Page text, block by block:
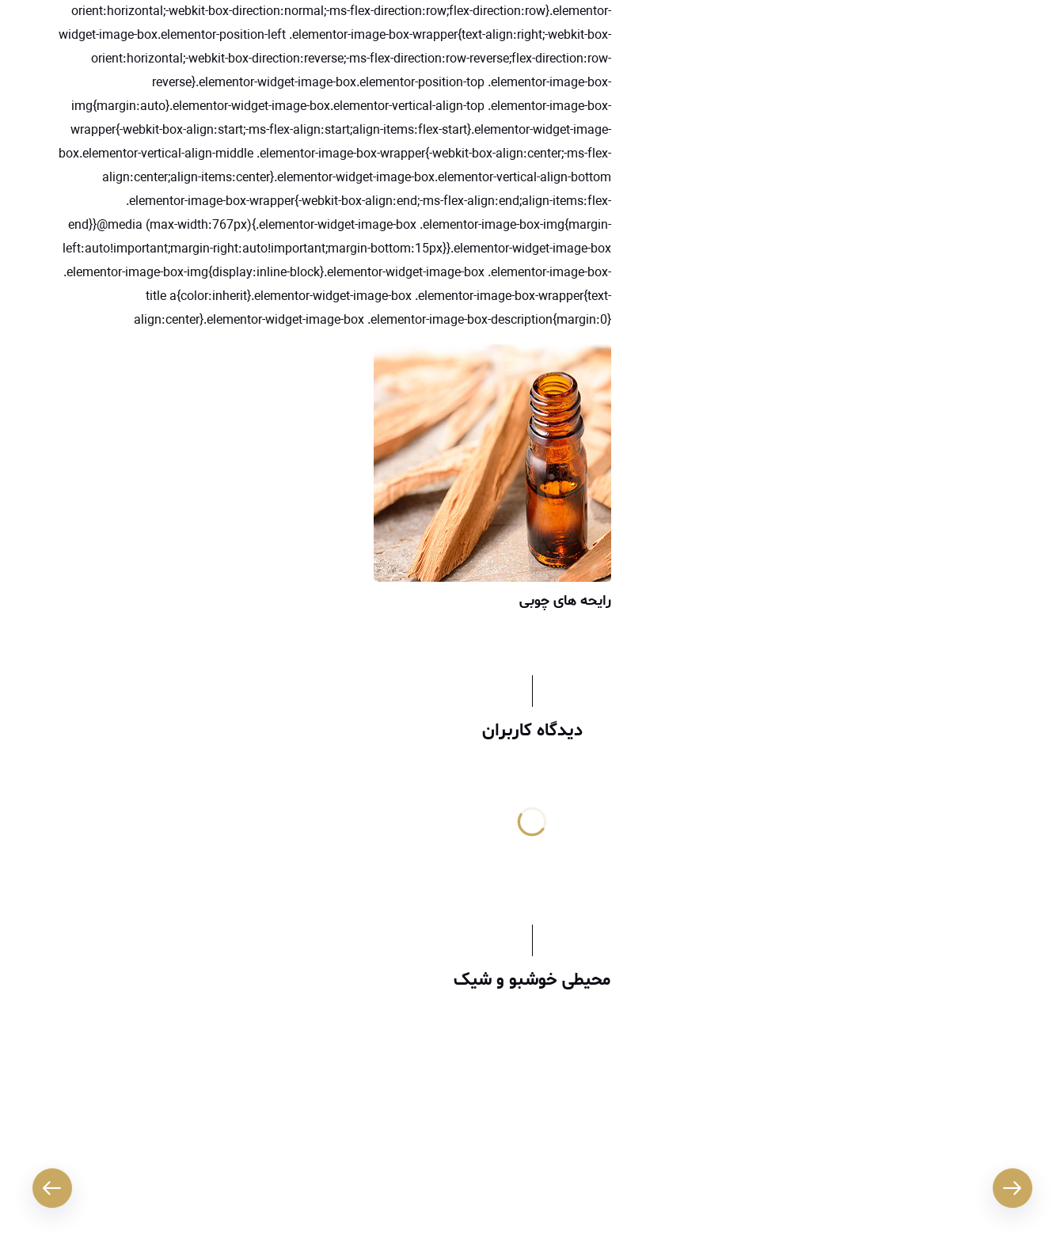
orient:horizontal;-webkit-box-direction:normal;-ms-flex-direction:row;flex-direction:row}.elementor-
widget-image-box.elementor-position-left .elementor-image-box-wrapper{text-align:right;-webkit-box-
orient:horizontal;-webkit-box-direction:reverse;-ms-flex-direction:row-reverse;flex-direction:row-
reverse}.elementor-widget-image-box.elementor-position-top .elementor-image-box-
img{margin:auto}.elementor-widget-image-box.elementor-vertical-align-top .elementor-image-box-
wrapper{-webkit-box-align:start;-ms-flex-align:start;align-items:flex-start}.elementor-widget-image-
box.elementor-vertical-align-middle .elementor-image-box-wrapper{-webkit-box-align:center;-ms-flex-
align:center;align-items:center}.elementor-widget-image-box.elementor-vertical-align-bottom
.elementor-image-box-wrapper{-webkit-box-align:end;-ms-flex-align:end;align-items:flex-
end}}@media (max-width:767px){.elementor-widget-image-box .elementor-image-box-img{margin-
left:auto!important;margin-right:auto!important;margin-bottom:15px}}.elementor-widget-image-box
.elementor-image-box-img{display:inline-block}.elementor-widget-image-box .elementor-image-box-
title a{color:inherit}.elementor-widget-image-box .elementor-image-box-wrapper{text-
align:center}.elementor-widget-image-box .elementor-image-box-description{margin:0}
رایحه های چوبی
دیدگاه کاربران
محیطی خوشبو و شیک